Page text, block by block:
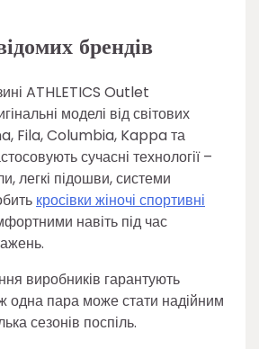
брендів
ATHLETICS Outlet
моделі від світових
Fila, Columbia, Kappa та
сучасні технології –
легкі підошви, системи
кросівки жіночі спортивні
навіть під час
виробників гарантують
одна пара може стати надійним
сезонів поспіль.